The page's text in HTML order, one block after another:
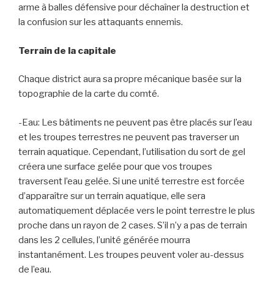
arme à balles défensive pour déchaîner la destruction et
la confusion sur les attaquants ennemis.
Terrain de la capitale
Chaque district aura sa propre mécanique basée sur la
topographie de la carte du comté.
-Eau: Les bâtiments ne peuvent pas être placés sur l’eau
et les troupes terrestres ne peuvent pas traverser un
terrain aquatique. Cependant, l’utilisation du sort de gel
créera une surface gelée pour que vos troupes
traversent l’eau gelée. Si une unité terrestre est forcée
d’apparaître sur un terrain aquatique, elle sera
automatiquement déplacée vers le point terrestre le plus
proche dans un rayon de 2 cases. S’il n’y a pas de terrain
dans les 2 cellules, l’unité générée mourra
instantanément. Les troupes peuvent voler au-dessus
de l’eau.